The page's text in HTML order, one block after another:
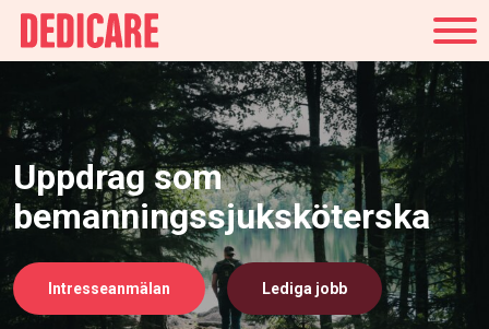
Uppdrag som
bemanningssjuksköterska
Intresseanmälan Lediga jobb